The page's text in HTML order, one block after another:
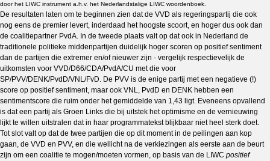
door het LIWC instrument a.h.v. het Nederlandstalige LIWC woordenboek.
De resultaten laten om te beginnen zien dat de VVD als regeringspartij die ook
nog eens de premier levert, inderdaad het hoogste scoort, en hoger dus ook dan
de coalitiepartner PvdA. In de tweede plaats valt op dat ook in Nederland de
traditionele politieke middenpartijen duidelijk hoger scoren op positief sentiment
dan de partijen die extremer en/of nieuwer zijn - vergelijk respectievelijk de
uitkomsten voor VVD/D66/CDA/PvdA/CU met die voor
SP/PVV/DENK/PvdD/VNL/FvD. De PVV is de enige partij met een negatieve (!)
score op positief sentiment, maar ook VNL, PvdD en DENK hebben een
sentimentscore die ruim onder het gemiddelde van 1,43 ligt. Eveneens opvallend
is dat een partij als Groen Links die bij uitstek het optimisme en de vernieuwing
lijkt te willen uitstralen dat in haar programmatekst blijkbaar niet heel sterk doet.
Tot slot valt op dat de twee partijen die op dit moment in de peilingen aan kop
gaan, de VVD en PVV, en die wellicht na de verkiezingen als eerste aan de beurt
zijn om een coalitie te mogen/moeten vormen, op basis van de LIWC positief